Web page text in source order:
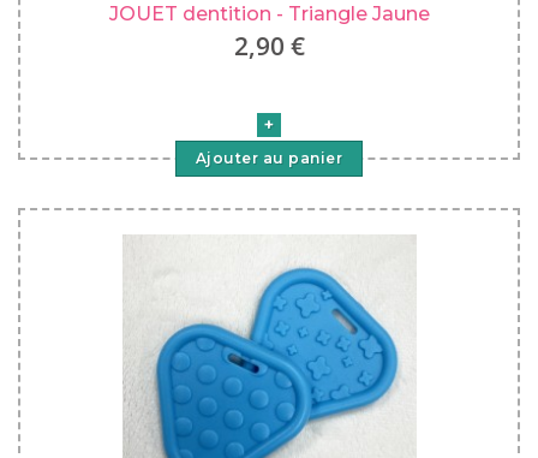
JOUET dentition - Triangle Jaune
2,90 €
Ajouter au panier